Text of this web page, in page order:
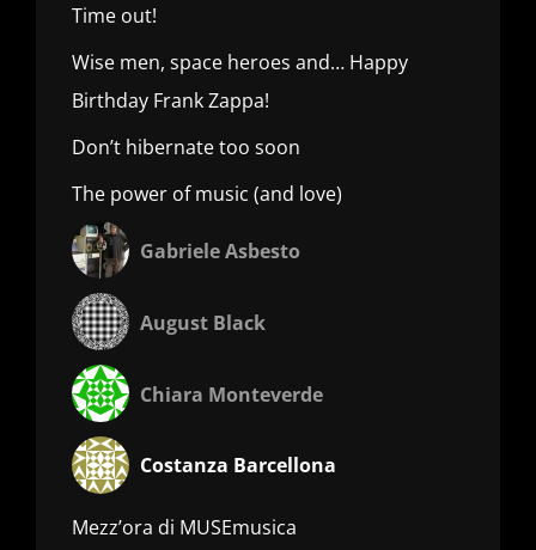
Time out!
Wise men, space heroes and… Happy
Birthday Frank Zappa!
Don’t hibernate too soon
The power of music (and love)
Gabriele Asbesto
August Black
Chiara Monteverde
Costanza Barcellona
Mezz’ora di MUSEmusica